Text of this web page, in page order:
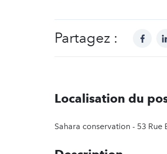
Partagez :
Localisation du
Sahara conservation - 53